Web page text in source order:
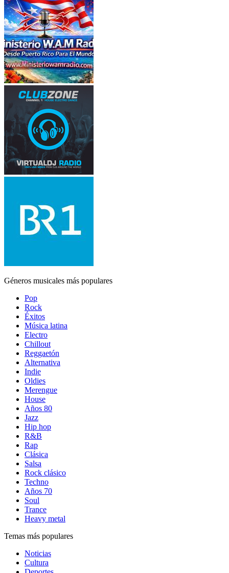
Géneros musicales más populares
Pop
Rock
Éxitos
Música latina
Electro
Chillout
Reggaetón
Alternativa
Indie
Oldies
Merengue
House
Años 80
Jazz
Hip hop
R&B
Rap
Clásica
Salsa
Rock clásico
Techno
Años 70
Soul
Trance
Heavy metal
Temas más populares
Noticias
Cultura